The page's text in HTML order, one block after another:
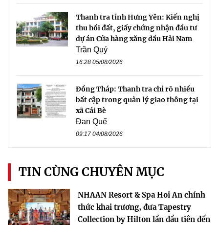
Thanh tra tỉnh Hưng Yên: Kiến nghị
thu hồi đất, giấy chứng nhận đầu tư
dự án Cửa hàng xăng dầu Hải Nam
Trần Quý
16:28 05/08/2026
Đồng Tháp: Thanh tra chỉ rõ nhiều
bất cập trong quản lý giao thông tại
xã Cái Bè
Đan Quế
09:17 04/08/2026
TIN CÙNG CHUYÊN MỤC
NHAAN Resort & Spa Hoi An chính
thức khai trương, đưa Tapestry
Collection by Hilton lần đầu tiên đến